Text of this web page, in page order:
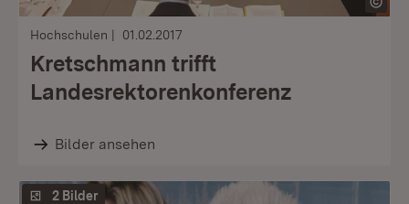
Hochschulen 01.02.2017
Kretschmann trifft
Landesrektorenkonferenz
Bilder ansehen
2 Bilder